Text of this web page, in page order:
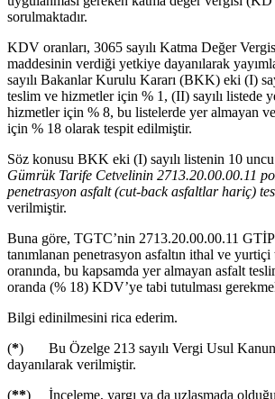
sorulmaktadır.
KDV oranları, 3065 sayılı Katma Değer
maddesinin verdiği yetkiye dayanılarak
sayılı Bakanlar Kurulu Kararı (BKK) eki (I)
teslim ve hizmetler için % 1, (II) sayılı listede
hizmetler için % 8, bu listelerde yer almayan
için % 18 olarak tespit edilmiştir.
Söz konusu BKK eki (I) sayılı listenin 10 uncu
Gümrük Tarife Cetvelinin 2713.20.00.00.11
penetrasyon asfalt (cut-back asfaltlar hariç)
verilmiştir.
Buna göre, TGTC’nin 2713.20.00.00.11 GTİP
tanımlanan penetrasyon asfaltın ithal ve
oranında, bu kapsamda yer almayan asfalt
oranda (% 18) KDV’ye tabi tutulması
Bilgi edinilmesini rica ederim.
(*) Bu Özelge 213 sayılı Vergi Usul
dayanılarak verilmiştir.
(**) İnceleme, yargı ya da uzlaşmada